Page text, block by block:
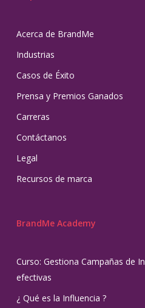
Acerca de BrandMe
Industrias
Casos de Éxito
Prensa y Premios Ganados
Carreras
Contáctanos
Legal
Recursos de marca
BrandMe Academy
Curso: Gestiona Campañas de
efectivas
¿ Qué es la Influencia ?